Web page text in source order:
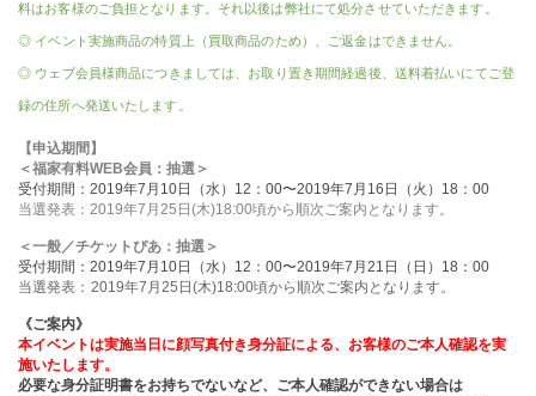
料はお客様のご負担となります。それ以後は弊社にて処分させていただきます。
◎ イベント実施商品の特質上（買取商品のため）、ご返金はできません。
◎ ウェブ会員様商品につきましては、お取り置き期間経過後、送料着払いにてご登
録の住所へ発送いたします。
【申込期間】
＜福家有料WEB会員：抽選＞
受付期間： 2019年7 月10日（水） 12 ： 00〜2019年7 月 16 日（火） 18 ： 00
当選発表： 2019年7月25日 (木)18:00頃から順次ご案内となります。
＜一般／チケットぴあ：抽選＞
受付期間： 2019年7 月10日（水） 12 ： 00〜2019年7 月21 日（日） 18 ： 00
当選発表： 2019年7 月25 日 (木)18:00頃から順次ご案内となります。
《ご案内》
本イベントは実施当日に顔写真付き身分証による、お客様のご本人確認を実
施いたします。
必要な身分証明書をお持ちでないなど、ご本人確認ができない場合は